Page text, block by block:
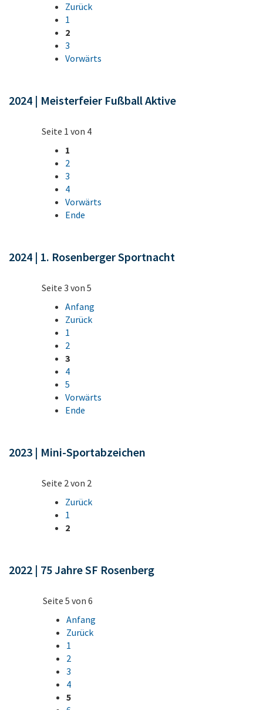
Zurück
1
2
3
Vorwärts
2024 | Meisterfeier Fußball Aktive
Seite 1 von 4
1
2
3
4
Vorwärts
Ende
2024 | 1. Rosenberger Sportnacht
Seite 3 von 5
Anfang
Zurück
1
2
3
4
5
Vorwärts
Ende
2023 | Mini-Sportabzeichen
Seite 2 von 2
Zurück
1
2
2022 | 75 Jahre SF Rosenberg
Seite 5 von 6
Anfang
Zurück
1
2
3
4
5